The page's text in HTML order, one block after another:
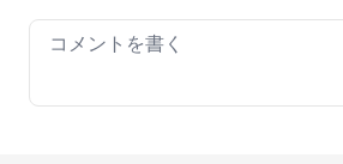
Your comment